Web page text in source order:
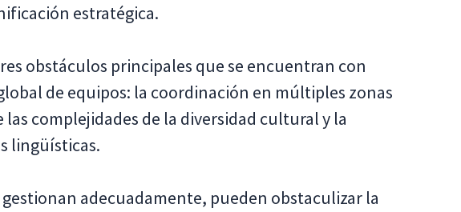
estratégica.
obstáculos principales que se encuentran con
de equipos: la coordinación en múltiples zonas
las complejidades de la diversidad cultural y la
lingüísticas.
gestionan adecuadamente, pueden obstaculizar la